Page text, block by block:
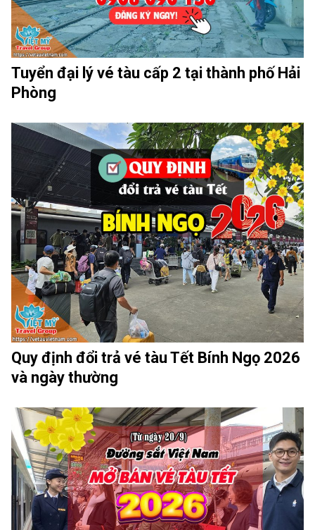
Tuyển đại lý vé tàu cấp 2 tại thành phố Hải
Phòng
Quy định đổi trả vé tàu Tết Bính Ngọ 2026
và ngày thường